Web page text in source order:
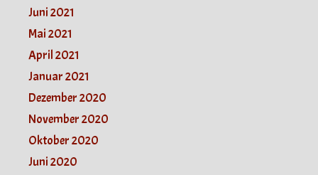
Juni 2021
Mai 2021
April 2021
Januar 2021
Dezember 2020
November 2020
Oktober 2020
Juni 2020